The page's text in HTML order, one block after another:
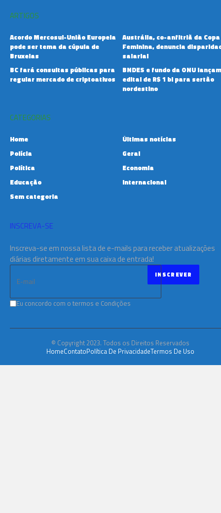
ARTIGOS
Acordo Mercosul-União Europeia
pode ser tema da cúpula de
Bruxelas
Austrália, co-anfitriã da Copa
Feminina, denuncia
salarial
BC fará consultas públicas para
regular mercado de criptoativos
BNDES e fundo da ONU lançam
edital de R$ 1 bi para sertão
nordestino
CATEGORIAS
Home
Últimas notícias
Polícia
Geral
Política
Economia
Educação
Internacional
Sem categoria
INSCREVA-SE
Inscreva-se em nossa lista de e-mails para receber atualizações
diárias diretamente em sua caixa de entrada!
Eu concordo com o termos e Condições
© Copyright 2023. Todos os Direitos Reservados
HomeContatoPolítica De PrivacidadeTermos De Uso